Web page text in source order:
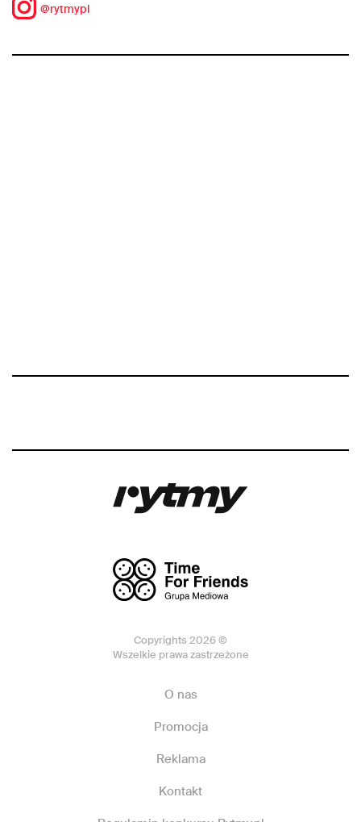
@rytmypl
Copyrights 2026 ©
Wszelkie prawa zastrzeżone
O nas
Promocja
Reklama
Kontakt